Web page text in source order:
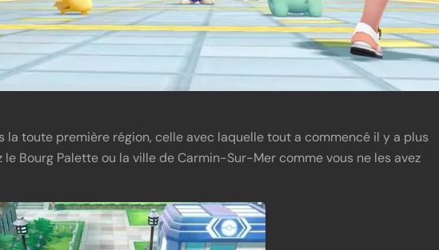
la toute première région, celle avec laquelle tout a commencé il y a plus
le Bourg Palette ou la ville de Carmin-Sur-Mer comme vous ne les avez